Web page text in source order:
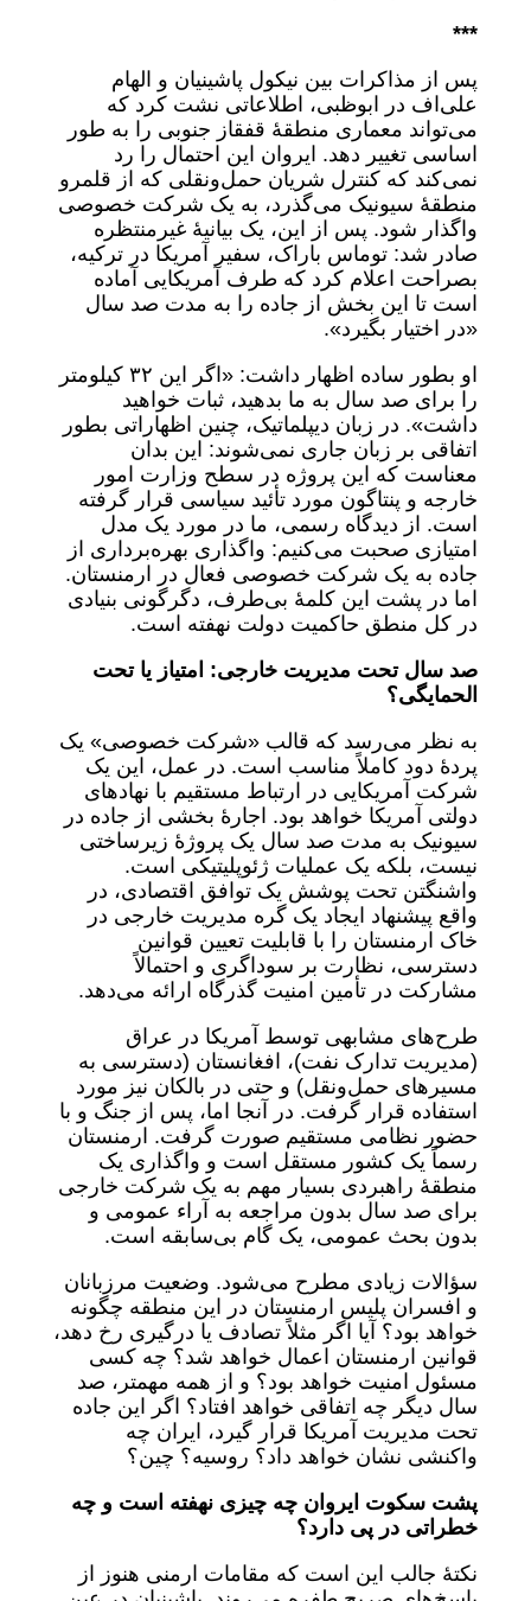
***
پس از مذاکرات بین نیکول پاشینیان و الهام
علی‌اف در ابوظبی، اطلاعاتی نشت کرد که
می‌تواند معماری منطقۀ قفقاز جنوبی را به طور
اساسی تغییر دهد. ایروان این احتمال را رد
نمی‌کند که کنترل شریان حمل‌ونقلی که از قلمرو
منطقۀ سیونیک می‌گذرد، به یک شرکت خصوصی
واگذار شود. پس از این، یک بیانیۀ غیرمنتظره
صادر شد: توماس باراک، سفیر آمریکا در ترکیه،
بصراحت اعلام کرد که طرف آمریکایی آماده
است تا این بخش از جاده را به مدت صد سال
«در اختیار بگیرد».
او بطور ساده اظهار داشت: «اگر این ۳۲ کیلومتر
را برای صد سال به ما بدهید، ثبات خواهید
داشت». در زبان دیپلماتیک، چنین اظهاراتی بطور
اتفاقی بر زبان جاری نمی‌شوند: این بدان
معناست که این پروژه در سطح وزارت امور
خارجه و پنتاگون مورد تأئید سیاسی قرار گرفته
است. از دیدگاه رسمی، ما در مورد یک مدل
امتیازی صحبت می‌کنیم: واگذاری بهره‌برداری از
جاده به یک شرکت خصوصی فعال در ارمنستان.
اما در پشت این کلمۀ بی‌طرف، دگرگونی بنیادی
در کل منطق حاکمیت دولت نهفته است.
صد سال تحت مدیریت خارجی: امتیاز یا تحت
الحمایگی؟
به نظر می‌رسد که قالب «شرکت خصوصی» یک
پردۀ دود کاملاً مناسب است. در عمل، این یک
شرکت آمریکایی در ارتباط مستقیم با نهاد‌های
دولتی آمریکا خواهد بود. اجارۀ بخشی از جاده در
سیونیک به مدت صد سال یک پروژۀ زیرساختی
نیست، بلکه یک عملیات ژئوپلیتیکی است.
واشنگتن تحت پوشش یک توافق اقتصادی، در
واقع پیشنهاد ایجاد یک گره مدیریت خارجی در
خاک ارمنستان را با قابلیت تعیین قوانین
دسترسی، نظارت بر سوداگری و احتمالاً
مشارکت در تأمین امنیت گذرگاه ارائه می‌دهد.
طرح‌های مشابهی توسط آمریکا در عراق
(مدیریت تدارک نفت)، افغانستان (دسترسی به
مسیرهای حمل‌ونقل) و حتی در بالکان نیز مورد
استفاده قرار گرفت. در آنجا اما، پس از جنگ و با
حضور نظامی مستقیم صورت گرفت. ارمنستان
رسماً یک کشور مستقل است و واگذاری یک
منطقۀ راهبردی بسیار مهم به یک شرکت خارجی
برای صد سال بدون مراجعه به آراء عمومی و
بدون بحث عمومی، یک گام بی‌سابقه است.
سؤالات زیادی مطرح می‌شود. وضعیت مرزبانان
و افسران پلیس ارمنستان در این منطقه چگونه
خواهد بود؟ آیا اگر مثلاً تصادف یا درگیری رخ دهد،
قوانین ارمنستان اعمال خواهد شد؟ چه کسی
مسئول امنیت خواهد بود؟ و از همه مهمتر، صد
سال دیگر چه اتفاقی خواهد افتاد؟ اگر این جاده
تحت مدیریت آمریکا قرار گیرد، ایران چه
واکنشی نشان خواهد داد؟ روسیه؟ چین؟
پشت سکوت ایروان چه چیزی نهفته است و چه
خطراتی در پی دارد؟
نکتۀ جالب این است که مقامات ارمنی هنوز از